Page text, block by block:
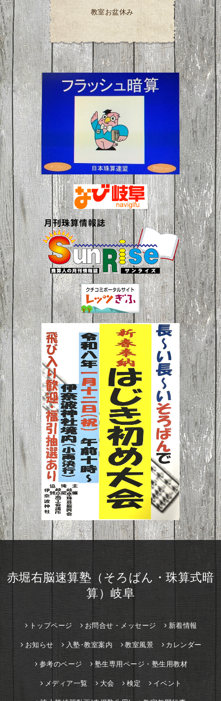
教室お盆休み
赤堀右脳速算塾（そろばん・珠算式暗
算）岐阜
トップページ お問合せ・メッセージ 新着情報
お知らせ 入塾･教室案内 教室風景 カレンダー
参考のページ 塾生専用ページ・塾生用教材
メディア一覧 大会 検定 イベント